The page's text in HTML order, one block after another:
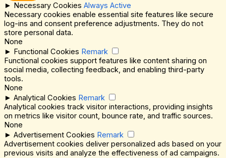
► Necessary Cookies Always Active
Necessary cookies enable essential site features like secure
log-ins and consent preference adjustments. They do not
store personal data.
None
► Functional Cookies Remark
Functional cookies support features like content sharing on
social media, collecting feedback, and enabling third-party
tools.
None
► Analytical Cookies Remark
Analytical cookies track visitor interactions, providing insights
on metrics like visitor count, bounce rate, and traffic sources.
None
► Advertisement Cookies Remark
Advertisement cookies deliver personalized ads based on your
previous visits and analyze the effectiveness of ad campaigns.